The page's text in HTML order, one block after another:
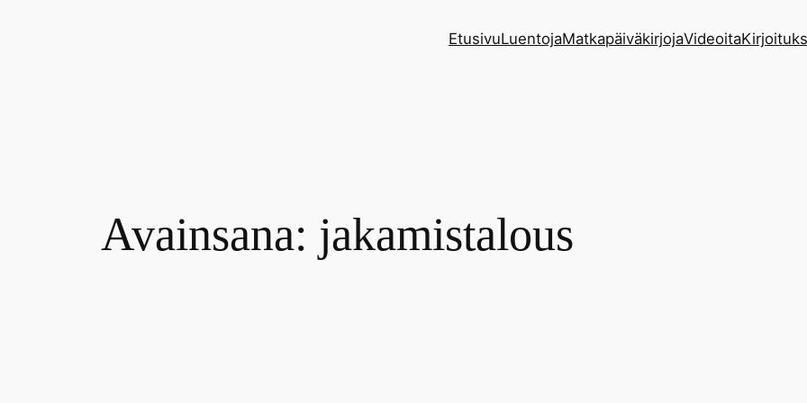
EtusivuLuentojaMatkapäiväkirjojaVideoita
Avainsana: jakamistalous